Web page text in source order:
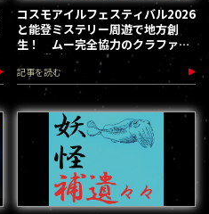
コスモアイルフェスティバル2026
と能登ミステリー周遊で地方創
生！ ムー完全協力のクラファン
第３弾が始動
記事を読む